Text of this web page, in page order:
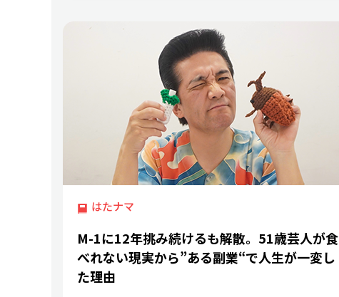
はたナマ
M-1に12年挑み続けるも解散。51歳芸人が食
べれない現実から”ある副業“で人生が一変し
た理由